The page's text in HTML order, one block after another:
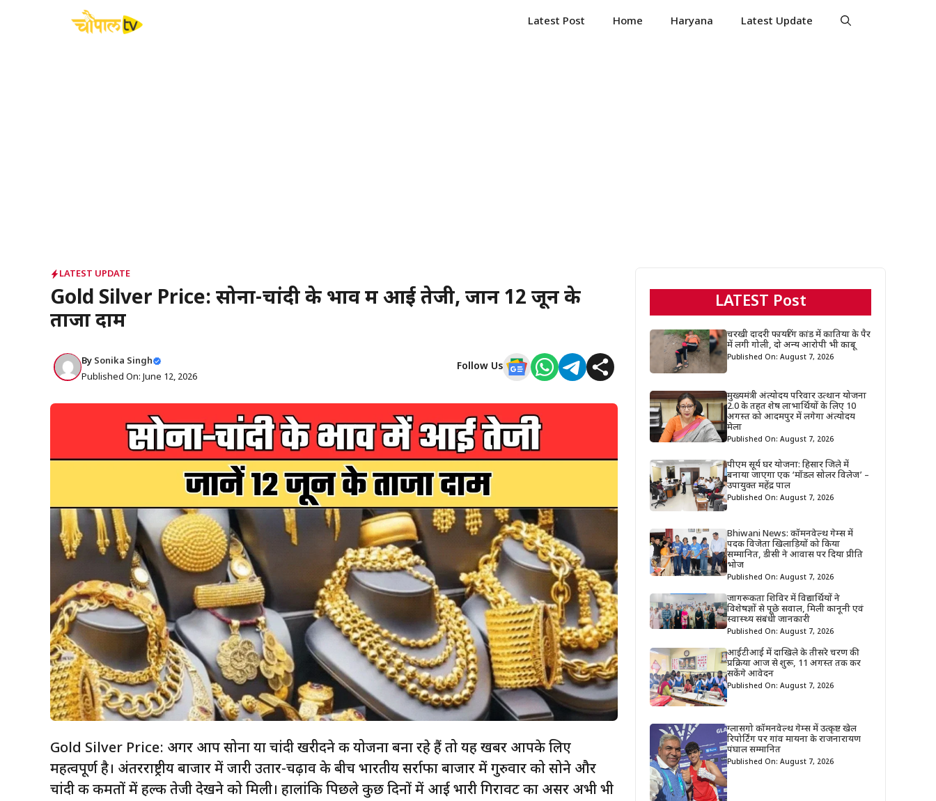
Latest Post Home Haryana Latest Update
LATEST UPDATE
Gold Silver Price: सोना-चांदी के भाव में आई तेजी, जानें 12 जून के
ताजा दाम
By Sonika Singh
Published On: June 12, 2026
Follow Us
Gold Silver Price: अगर आप सोना या चांदी खरीदने की योजना बना रहे हैं तो यह खबर आपके लिए
महत्वपूर्ण है। अंतरराष्ट्रीय बाजार में जारी उतार-चढ़ाव के बीच भारतीय सर्राफा बाजार में गुरुवार को सोने और
चांदी की कीमतों में हल्की तेजी देखने को मिली। हालांकि पिछले कुछ दिनों में आई भारी गिरावट का असर अभी भी
LATEST Post
चरखी दादरी फायरिंग कांड में कातिया के पैर
में लगी गोली, दो अन्य आरोपी भी काबू
Published On: August 7, 2026
मुख्यमंत्री अंत्योदय परिवार उत्थान योजना
2.0 के तहत शेष लाभार्थियों के लिए 10
अगस्त को आदमपुर में लगेगा अंत्योदय
मेला
Published On: August 7, 2026
पीएम सूर्य घर योजना: हिसार जिले में
बनाया जाएगा एक ‘मॉडल सोलर विलेज’ –
उपायुक्त महेंद्र पाल
Published On: August 7, 2026
Bhiwani News: कॉमनवेल्थ गेम्स में
पदक विजेता खिलाड़ियों को किया
सम्मानित, डीसी ने आवास पर दिया प्रीति
भोज
Published On: August 7, 2026
जागरूकता शिविर में विद्यार्थियों ने
विशेषज्ञों से पूछे सवाल, मिली कानूनी एवं
स्वास्थ्य संबंधी जानकारी
Published On: August 7, 2026
आईटीआई में दाखिले के तीसरे चरण की
प्रक्रिया आज से शुरू, 11 अगस्त तक कर
सकेंगे आवेदन
Published On: August 7, 2026
ग्लासगो कॉमनवेल्थ गेम्स में उत्कृष्ट खेल
रिपोर्टिंग पर गांव मायना के राजनारायण
पंघाल सम्मानित
Published On: August 7, 2026